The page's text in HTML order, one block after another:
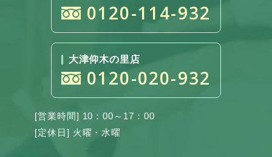
0120-114-932
大津仰木の里店
0120-020-932
[営業時間] 10：00～17：00
[定休日] 火曜・水曜